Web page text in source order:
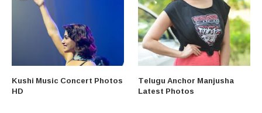
Kushi Music Concert Photos
HD
Telugu Anchor Manjusha
Latest Photos